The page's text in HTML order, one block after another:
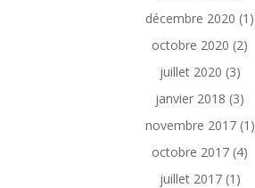
décembre 2020 (1)
octobre 2020 (2)
juillet 2020 (3)
janvier 2018 (3)
novembre 2017(1)
octobre 2017 (4)
juillet 2017(1)